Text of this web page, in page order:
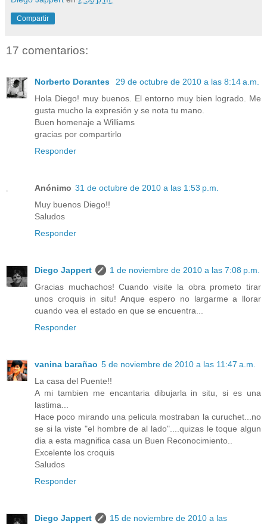
Compartir
17 comentarios:
Norberto Dorantes
29 de octubre de 2010 a las 8:14 a.m.
Hola Diego! muy buenos. El entorno muy bien logrado. Me
gusta mucho la expresión y se nota tu mano.
Buen homenaje a Williams
gracias por compartirlo
Responder
Anónimo 31 de octubre de 2010 a las 1:53 p.m.
Muy buenos Diego!!
Saludos
Responder
Diego Jappert
1 de noviembre de 2010 a las 7:08 p.m.
Gracias muchachos! Cuando visite la obra prometo tirar
unos croquis in situ! Anque espero no largarme a llorar
cuando vea el estado en que se encuentra...
Responder
vanina barañao 5 de noviembre de 2010 a las 11:47 a.m.
La casa del Puente!!
A mi tambien me encantaria dibujarla in situ, si es una
lastima...
Hace poco mirando una pelicula mostraban la curuchet...no
se si la viste "el hombre de al lado"....quizas le toque algun
dia a esta magnifica casa un Buen Reconocimiento..
Excelente los croquis
Saludos
Responder
Diego Jappert
15 de noviembre de 2010 a las